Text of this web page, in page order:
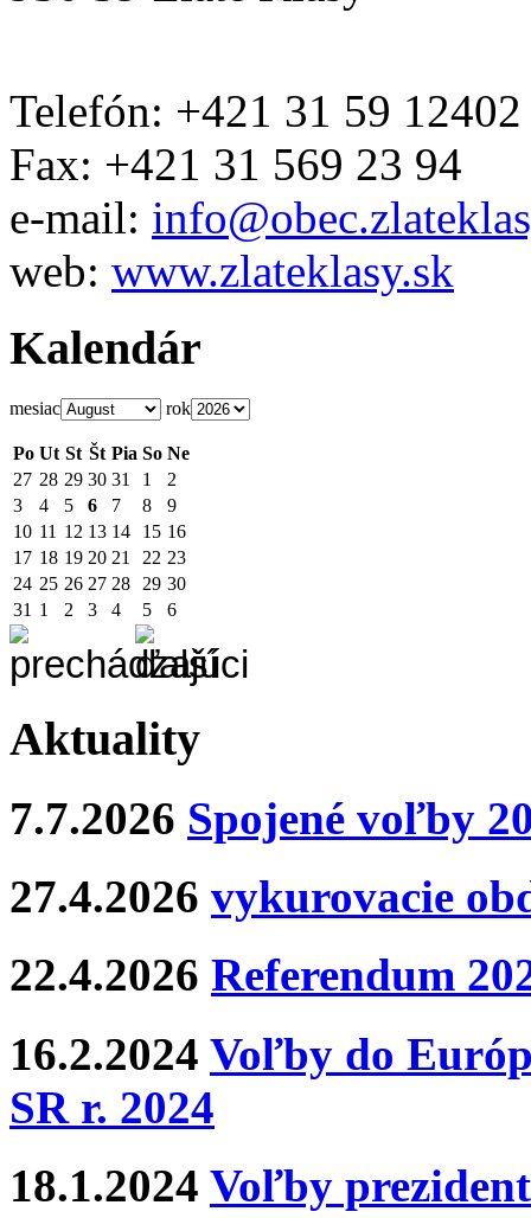
Telefón: +421 31 59 12402
Fax: +421 31 569 23 94
e-mail:
web: www.zlateklasy.sk
Kalendár
mesiac rok
Po Ut St Št Pia So Ne
27 28 29 30 31 1
2
3
4 5 6 7 8
9
10 11 12 13 14 15 16
17 18 19 20 21 22 23
24 25 26 27 28 29 30
31 1 2 3 4 5 6
Aktuality
7.7.2026 Spojené voľby
27.4.2026 vykurovacie
22.4.2026 Referendum
16.2.2024 Voľby do
SR r. 2024
18.1.2024 Voľby